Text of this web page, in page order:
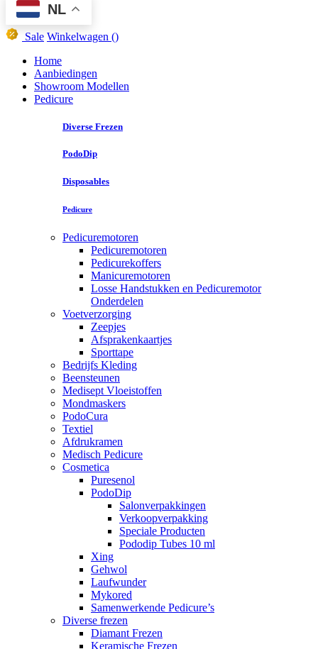
NL
Sale Winkelwagen ()
Home
Aanbiedingen
Showroom Modellen
Pedicure
Diverse Frezen
PodoDip
Disposables
Pedicure
Pedicuremotoren
Pedicuremotoren
Pedicurekoffers
Manicuremotoren
Losse Handstukken en Pedicuremotor
Onderdelen
Voetverzorging
Zeepjes
Afsprakenkaartjes
Sporttape
Bedrijfs Kleding
Beensteunen
Medisept Vloeistoffen
Mondmaskers
PodoCura
Textiel
Afdrukramen
Medisch Pedicure
Cosmetica
Puresenol
PodoDip
Salonverpakkingen
Verkoopverpakking
Speciale Producten
Pododip Tubes 10 ml
Xing
Gehwol
Laufwunder
Mykored
Samenwerkende Pedicure’s
Diverse frezen
Diamant Frezen
Keramische Frezen